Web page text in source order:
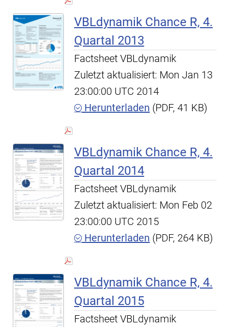
VBLdynamik Chance R, 4.
Quartal 2013
Factsheet VBLdynamik
Zuletzt aktualisiert: Mon Jan 13
23:00:00 UTC 2014
Herunterladen (PDF, 41 KB)
VBLdynamik Chance R, 4.
Quartal 2014
Factsheet VBLdynamik
Zuletzt aktualisiert: Mon Feb 02
23:00:00 UTC 2015
Herunterladen (PDF, 264 KB)
VBLdynamik Chance R, 4.
Quartal 2015
Factsheet VBLdynamik